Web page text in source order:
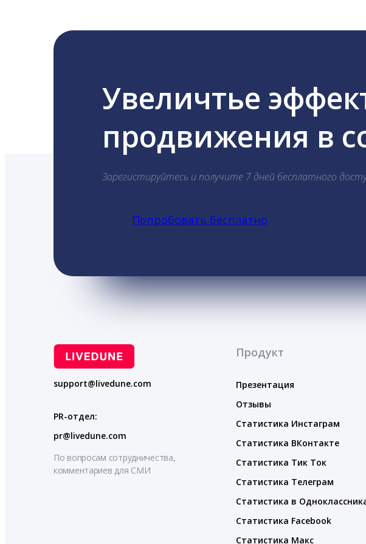
Увеличтье
продвижения в
Зарегистируйтесь и получите 7 дней бесплатного
Попробовать бесплатно
support@livedune.com
PR-отдел:
pr@livedune.com
По вопросам сотрудничества,
комментариев для СМИ
Продукт
Презентация
Отзывы
Статистика Инстаграм
Статистика ВКонтакте
Статистика Тик Ток
Статистика Телеграм
Статистика в
Статистика Facebook
Статистика Макс